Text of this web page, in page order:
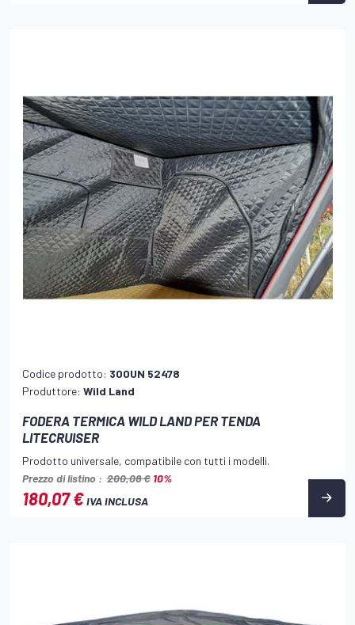
Codice prodotto: 300UN 52478
Produttore: Wild Land
FODERA TERMICA WILD LAND PER TENDA
LITECRUISER
Prodotto universale, compatibile con tutti i modelli.
Prezzo di listino : 200,08 € 10%
180,07 €IVA INCLUSA